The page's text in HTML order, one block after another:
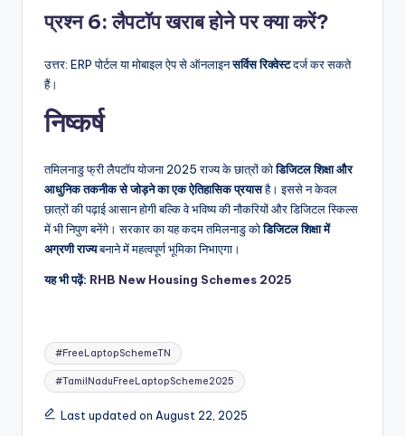
प्रश्न 6: लैपटॉप खराब होने पर क्या करें?
उत्तर: ERP पोर्टल या मोबाइल ऐप से ऑनलाइनसर्विस रिक्वेस्टदर्ज कर सकते
हैं।
निष्कर्ष
तमिलनाडु फ्री लैपटॉप योजना 2025 राज्य के छात्रों कोडिजिटल शिक्षा और
आधुनिक तकनीक से जोड़ने का एक ऐतिहासिक प्रयासहै। इससे न केवल
छात्रों की पढ़ाई आसान होगी बल्कि वे भविष्य की नौकरियों और डिजिटल स्किल्स
में भी निपुण बनेंगे। सरकार का यह कदम तमिलनाडु कोडिजिटल शिक्षा में
अग्रणी राज्यबनाने में महत्वपूर्ण भूमिका निभाएगा।
यह भी पढ़ें: RHB New Housing Schemes 2025
Tags:
#FreeLaptopSchemeTN
#TamilNaduFreeLaptopScheme2025
Last updated on August 22, 2025